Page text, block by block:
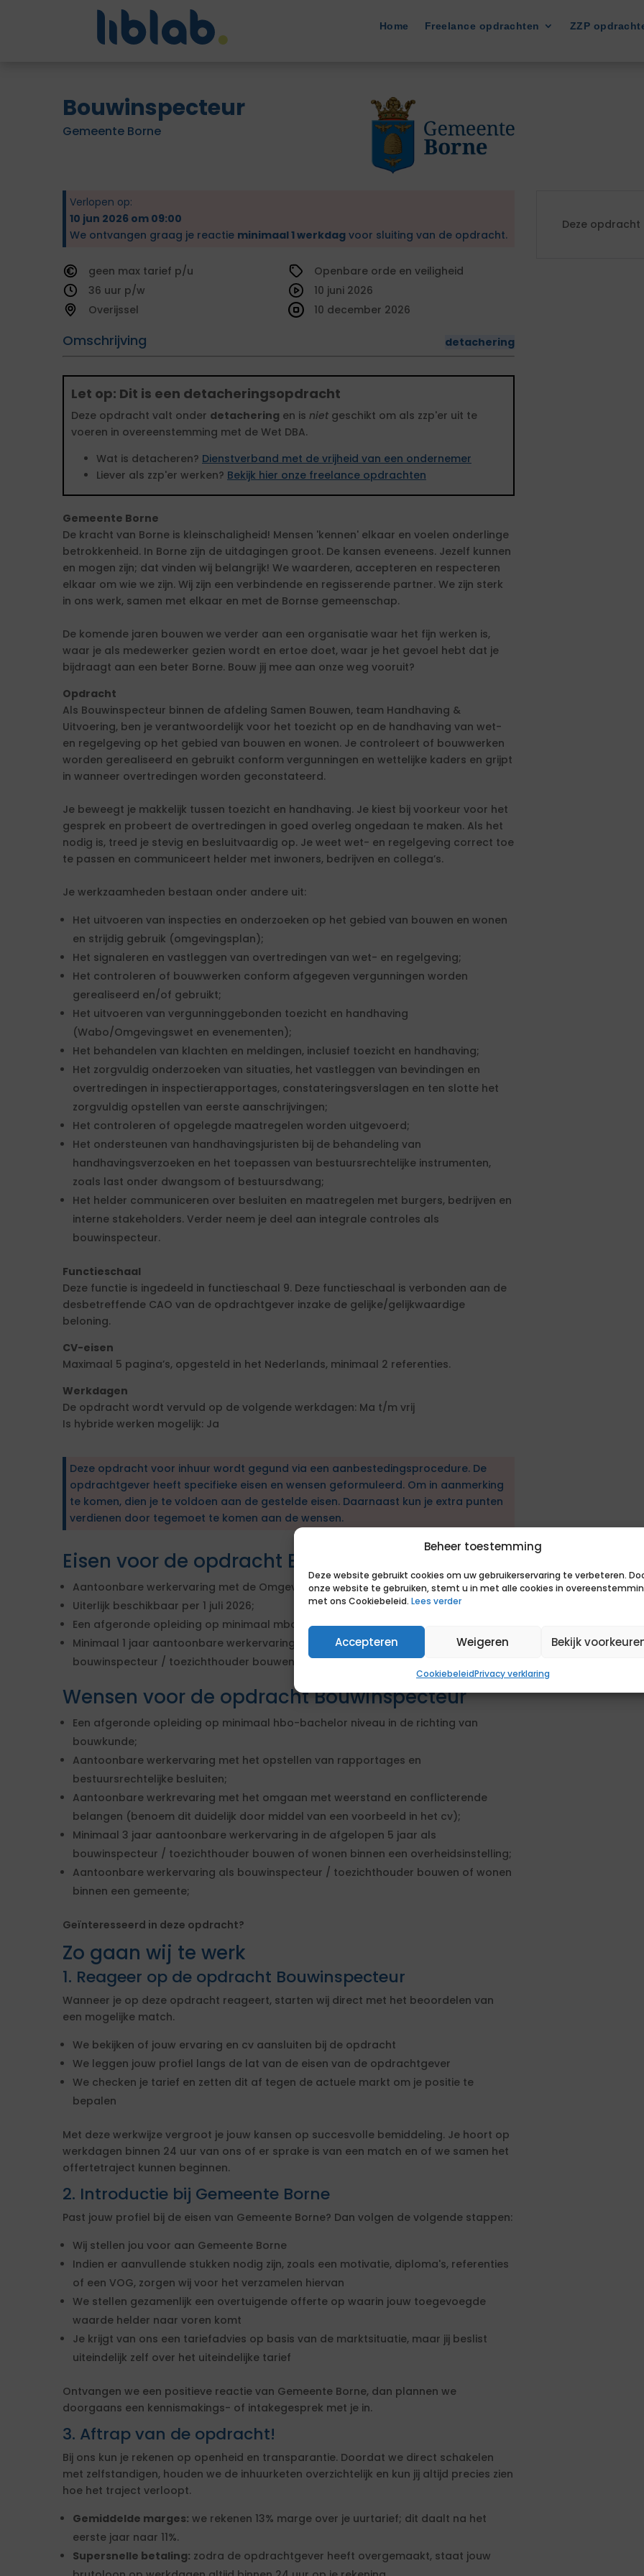
Beheer toestemming
Deze website gebruikt cookies om uw gebruikerservaring te verbeteren.
onze website te gebruiken, stemt u in met alle cookies in
met ons Cookiebeleid. Lees verder
Accepteren Weigeren Bekijk
CookiebeleidPrivacy verklaring
Home Freelance opdrachten ZZP
Bouwinspecteur
Gemeente Borne
Verlopen op:
10 jun 2026 om 09:00
We ontvangen graag je reactie minimaal 1 werkdag voor sluiting van de opdracht.
geen
tarief
36
Overijssel
Openbare orde en veiligheid
Omschrijving detachering
10 juni 2026
10 december 2026
Let op: Dit is een detacheringsopdracht
Deze opdracht valt onder detachering en is niet geschikt om als zzp'er uit te
voeren in overeenstemming met de Wet DBA.
Wat is detacheren? Dienstverband met de vrijheid van een ondernemer
Liever als zzp'er werken? Bekijk hier onze freelance opdrachten
Gemeente Borne
De kracht van Borne is kleinschaligheid! Mensen 'kennen' elkaar en voelen onderlinge
betrokkenheid. In Borne zijn de uitdagingen groot. De kansen eveneens. Jezelf kunnen
en mogen zijn; dat vinden wij belangrijk! We waarderen, accepteren en respecteren
elkaar om wie we zijn. Wij zijn een verbindende en regisserende partner. We zijn sterk
in ons werk, samen met elkaar en met de Bornse gemeenschap.
De komende jaren bouwen we verder aan een organisatie waar het fijn werken is,
waar je als medewerker gezien wordt en ertoe doet, waar je het gevoel hebt dat je
bijdraagt aan een beter Borne. Bouw jij mee aan onze weg vooruit?
Opdracht
Als Bouwinspecteur binnen de afdeling Samen Bouwen, team Handhaving &
Uitvoering, ben je verantwoordelijk voor het toezicht op en de handhaving van wet-
en regelgeving op het gebied van bouwen en wonen. Je controleert of bouwwerken
worden gerealiseerd en gebruikt conform vergunningen en wettelijke kaders en grijpt
in wanneer overtredingen worden geconstateerd.
Je beweegt je makkelijk tussen toezicht en handhaving. Je kiest bij voorkeur voor het
gesprek en probeert de overtredingen in goed overleg ongedaan te maken. Als het
nodig is, treed je stevig en besluitvaardig op. Je weet wet- en regelgeving correct toe
te passen en communiceert helder met inwoners, bedrijven en collega’s.
Je werkzaamheden bestaan onder andere uit:
Het uitvoeren van inspecties en onderzoeken op het gebied van bouwen en wonen
en strijdig gebruik (omgevingsplan);
Het signaleren en vastleggen van overtredingen van wet- en regelgeving;
Het controleren of bouwwerken conform afgegeven vergunningen worden
gerealiseerd en/of gebruikt;
Het uitvoeren van vergunninggebonden toezicht en handhaving
(Wabo/Omgevingswet en evenementen);
Het behandelen van klachten en meldingen, inclusief toezicht en handhaving;
Het zorgvuldig onderzoeken van situaties, het vastleggen van bevindingen en
overtredingen in inspectierapportages, constateringsverslagen en ten slotte het
zorgvuldig opstellen van eerste aanschrijvingen;
Het controleren of opgelegde maatregelen worden uitgevoerd;
Het ondersteunen van handhavingsjuristen bij de behandeling van
handhavingsverzoeken en het toepassen van bestuursrechtelijke instrumenten,
zoals last onder dwangsom of bestuursdwang;
Het helder communiceren over besluiten en maatregelen met burgers, bedrijven en
interne stakeholders. Verder neem je deel aan integrale controles als
bouwinspecteur.
Functieschaal
Deze functie is ingedeeld in functieschaal 9. Deze functieschaal is verbonden aan de
desbetreffende CAO van de opdrachtgever inzake de gelijke/gelijkwaardige
beloning.
CV-eisen
Maximaal 5 pagina’s, opgesteld in het Nederlands, minimaal 2 referenties.
Werkdagen
De opdracht wordt vervuld op de volgende werkdagen: Ma t/m vrij
Is hybride werken mogelijk: Ja
Deze opdracht voor inhuur wordt gegund via een aanbestedingsprocedure. De
opdrachtgever heeft specifieke eisen en wensen geformuleerd. Om in aanmerking
te komen, dien je te voldoen aan de gestelde eisen. Daarnaast kun je extra punten
verdienen door tegemoet te komen aan de wensen.
Eisen voor de opdracht Bouwinspecteur
Aantoonbare werkervaring met de Omgevingswet, woningwet en WKB;
Uiterlijk beschikbaar per 1 juli 2026;
Een afgeronde opleiding op minimaal mbo niveau 4 in de richting van bouwkunde;
Minimaal 1 jaar aantoonbare werkervaring in de afgelopen 5 jaar als
bouwinspecteur / toezichthouder bouwen of wonen binnen een overheidsinstelling;
Wensen voor de opdracht Bouwinspecteur
Een afgeronde opleiding op minimaal hbo-bachelor niveau in de richting van
bouwkunde;
Aantoonbare werkervaring met het opstellen van rapportages en
bestuursrechtelijke besluiten;
Aantoonbare werkrevaring met het omgaan met weerstand en conflicterende
belangen (benoem dit duidelijk door middel van een voorbeeld in het cv);
Minimaal 3 jaar aantoonbare werkervaring in de afgelopen 5 jaar als
bouwinspecteur / toezichthouder bouwen of wonen binnen een overheidsinstelling;
Aantoonbare werkervaring als bouwinspecteur / toezichthouder bouwen of wonen
binnen een gemeente;
Geïnteresseerd in deze opdracht?
Zo gaan wij te werk
1. Reageer op de opdracht Bouwinspecteur
Wanneer je op deze opdracht reageert, starten wij direct met het beoordelen van
een mogelijke match.
We bekijken of jouw ervaring en cv aansluiten bij de opdracht
We leggen jouw profiel langs de lat van de eisen van de opdrachtgever
We checken je tarief en zetten dit af tegen de actuele markt om je positie te
bepalen
Met deze werkwijze vergroot je jouw kansen op succesvolle bemiddeling. Je hoort op
werkdagen binnen 24 uur van ons of er sprake is van een match en of we samen het
offertetraject kunnen beginnen.
2. Introductie bij Gemeente Borne
Past jouw profiel bij de eisen van Gemeente Borne? Dan volgen de volgende stappen:
Wij stellen jou voor aan Gemeente Borne
Indien er aanvullende stukken nodig zijn, zoals een motivatie, diploma's, referenties
of een VOG, zorgen wij voor het verzamelen hiervan
We stellen gezamenlijk een overtuigende offerte op waarin jouw toegevoegde
waarde helder naar voren komt
Je krijgt van ons een tariefadvies op basis van de marktsituatie, maar jij beslist
uiteindelijk zelf over het uiteindelijke tarief
Ontvangen we een positieve reactie van Gemeente Borne, dan plannen we
doorgaans een kennismakings- of intakegesprek met je in.
3. Aftrap van de opdracht!
Bij ons kun je rekenen op openheid en transparantie. Doordat we direct schakelen
met zelfstandigen, houden we de inhuurketen overzichtelijk en kun jij altijd precies zien
hoe het traject verloopt.
Gemiddelde marges: we rekenen 13% marge over je uurtarief; dit daalt na het
eerste jaar naar 11%.
Supersnelle betaling: zodra de opdrachtgever heeft overgemaakt, staat jouw
Deze opdracht